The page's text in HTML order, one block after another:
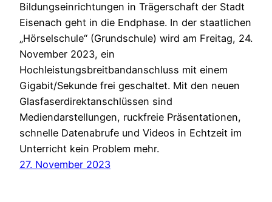
Bildungseinrichtungen in Trägerschaft der Stadt
Eisenach geht in die Endphase. In der staatlichen
„Hörselschule“ (Grundschule) wird am Freitag, 24.
November 2023, ein
Hochleistungsbreitbandanschluss mit einem
Gigabit/Sekunde frei geschaltet. Mit den neuen
Glasfaserdirektanschlüssen sind
Mediendarstellungen, ruckfreie Präsentationen,
schnelle Datenabrufe und Videos in Echtzeit im
Unterricht kein Problem mehr.
27. November 2023